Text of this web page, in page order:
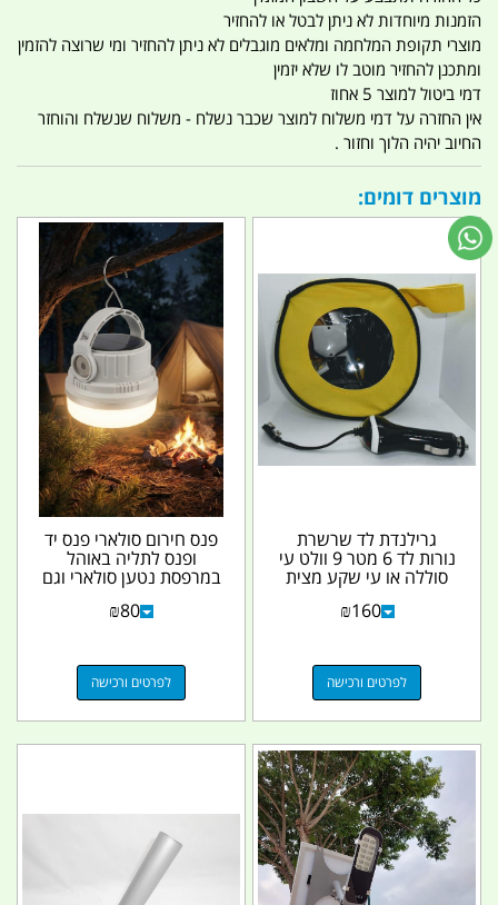
הזמנות מיוחדות לא ניתן לבטל או להחזיר
מוצרי תקופת המלחמה ומלאים מוגבלים לא ניתן להחזיר ומי שרוצה להזמין
ומתכנן להחזיר מוטב לו שלא יזמין
דמי ביטול למוצר 5 אחוז
אין החזרה על דמי משלוח למוצר שכבר נשלח - משלוח שנשלח והוחזר
החיוב יהיה הלוך וחזור .
מוצרים דומים:
גרילנדת לד שרשרת
נורות לד 6 מטר 9 וולט עי
סוללה או עי שקע מצית
המחיר כולל סוללה...
₪160
לפרטים ורכישה
פנס חירום סולארי פנס יד
ופנס לתליה באוהל
במרפסת נטען סולארי וגם
₪80
לפרטים ורכישה